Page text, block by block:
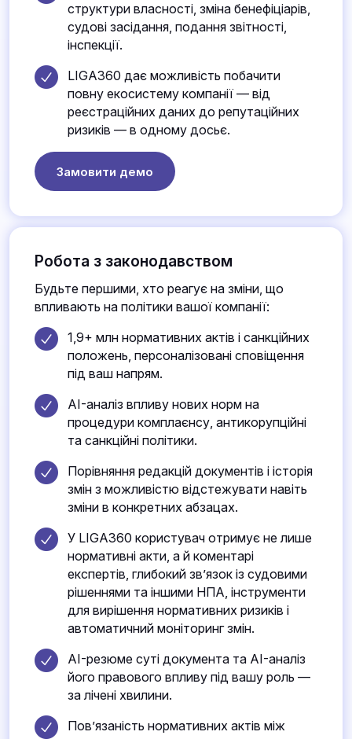
структури власності, зміна бенефіціарів,
судові засідання, подання звітності,
інспекції.
LIGA360 дає можливість побачити
повну екосистему компанії — від
реєстраційних даних до репутаційних
ризиків — в одному досьє.
Замовити демо
Робота з законодавством
Будьте першими, хто реагує на зміни, що
впливають на політики вашої компанії:
1,9+ млн нормативних актів і санкційних
положень, персоналізовані сповіщення
під ваш напрям.
AI-аналіз впливу нових норм на
процедури комплаєнсу, антикорупційні
та санкційні політики.
Порівняння редакцій документів і історія
змін з можливістю відстежувати навіть
зміни в конкретних абзацах.
У LIGA360 користувач отримує не лише
нормативні акти, а й коментарі
експертів, глибокий зв’язок із судовими
рішеннями та іншими НПА, інструменти
для вирішення нормативних ризиків і
автоматичний моніторинг змін.
AI-резюме суті документа та AI-аналіз
його правового впливу під вашу роль —
за лічені хвилини.
Пов’язаність нормативних актів між